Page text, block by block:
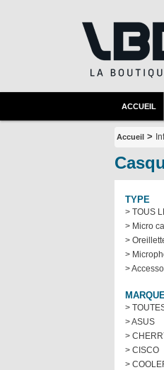
ACCUEIL
Accueil >
TYPE
> TOUS
> Micro
>
>
>
>
> ASUS
>
> CISCO
>